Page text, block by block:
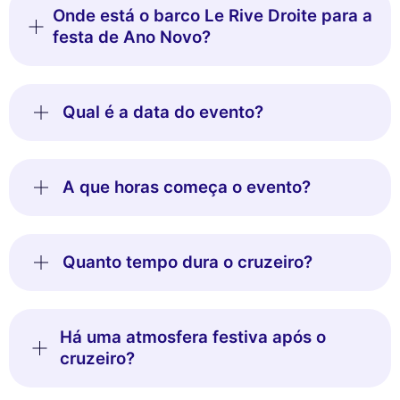
Onde está o barco Le Rive Droite para a
festa de Ano Novo?
Qual é a data do evento?
A que horas começa o evento?
Quanto tempo dura o cruzeiro?
Há uma atmosfera festiva após o
cruzeiro?